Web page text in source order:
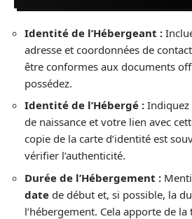
Identité de l’Hébergeant :
adresse et coordonnées de
être conformes aux documents
possédez.
Identité de l’Hébergé :
de naissance et votre lien avec
copie de la carte d’identité est
vérifier l’authenticité.
Durée de l’Hébergement :
date de début et, si possible, la
l’hébergement. Cela apporte de